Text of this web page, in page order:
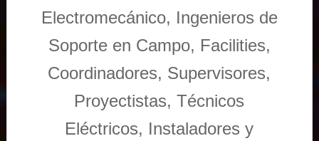
Electromecánico, Ingenieros de
Soporte en Campo, Facilities,
Coordinadores, Supervisores,
Proyectistas, Técnicos
Eléctricos, Instaladores y